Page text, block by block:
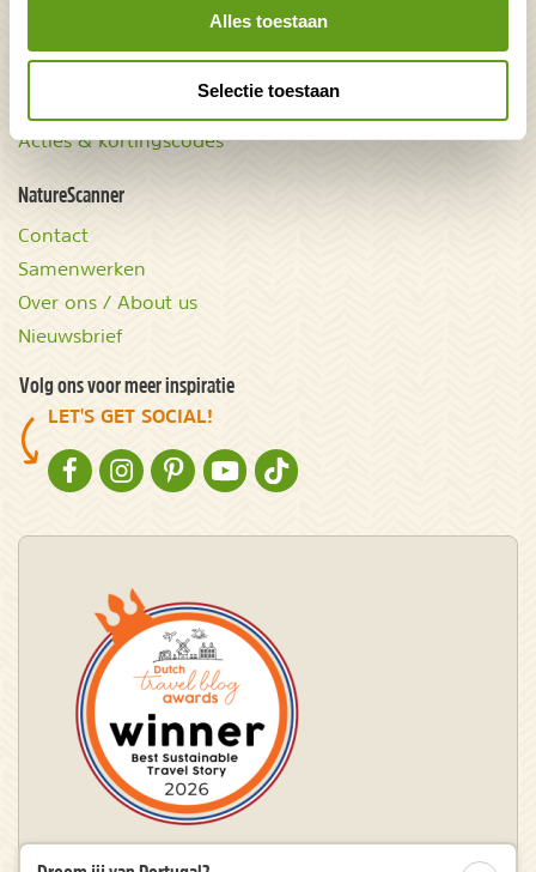
Alles toestaan
Selectie toestaan
Acties & kortingscodes
Uitrusting
NatureScanner
Contact
Samenwerken
Over ons / About us
Nieuwsbrief
Volg ons voor meer inspiratie
LET'S GET SOCIAL!
NATURESCANNER OP FACEBOOK
NATURESCANNER OP INSTAGRAM
NATURESCANNER OP PINTEREST
NATURESCANNER OP YOUTUBE
NATURESCANNER OP TIKTOK